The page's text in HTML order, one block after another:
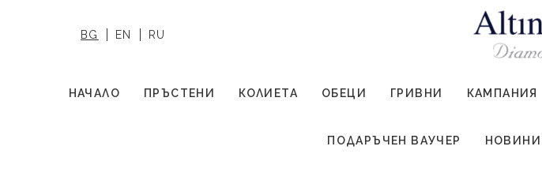
BG EN RU
НАЧАЛО ПРЪСТЕНИ КОЛИЕТА ОБЕЦИ ГРИВНИ КАМПАНИЯ
ПОДАРЪЧЕН ВАУЧЕР НОВИНИ